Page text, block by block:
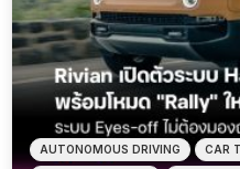
AUTONOMOUS DRIVING CAR